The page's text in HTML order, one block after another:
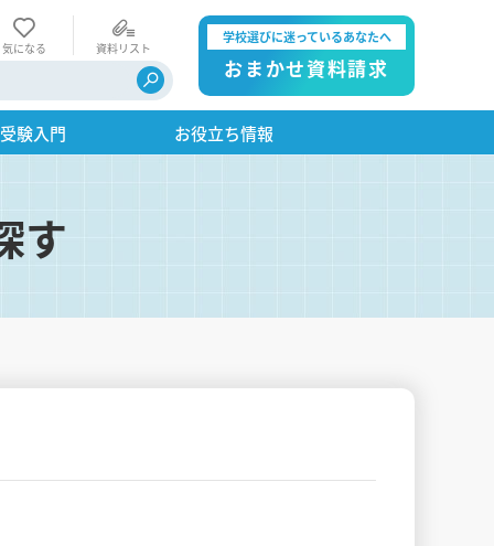
気になる 資料リスト
学校選びに迷っているあなたへ
おまかせ資料請求
験入門 お役立ち情報
す